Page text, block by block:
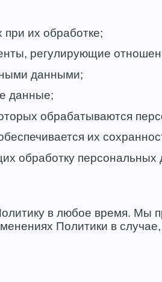
их обработке;
регулирующие
данными;
данные;
обрабатываются
их
обработку персональных
в любое время. Мы
Политики в